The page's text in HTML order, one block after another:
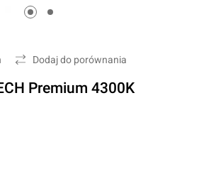
Dodaj do porównania
Premium 4300K